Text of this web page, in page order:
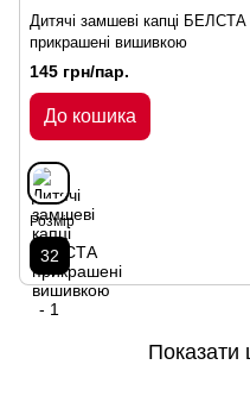
Дитячі замшеві капці БЕЛСТА
прикрашені вишивкою
145 грн/пар.
До кошика
Розмір
32
Показати